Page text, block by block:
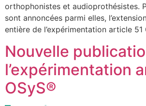
orthophonistes et audioprothésistes.
sont annoncées parmi elles,
entière de l’expérimentation article
Nouvelle
l’expérimentation
OSyS®